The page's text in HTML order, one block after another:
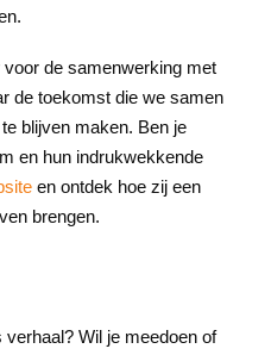
de samenwerking met
de toekomst die we samen
blijven maken. Ben je
en hun indrukwekkende
en ontdek hoe zij een
brengen.
Wil je meedoen of